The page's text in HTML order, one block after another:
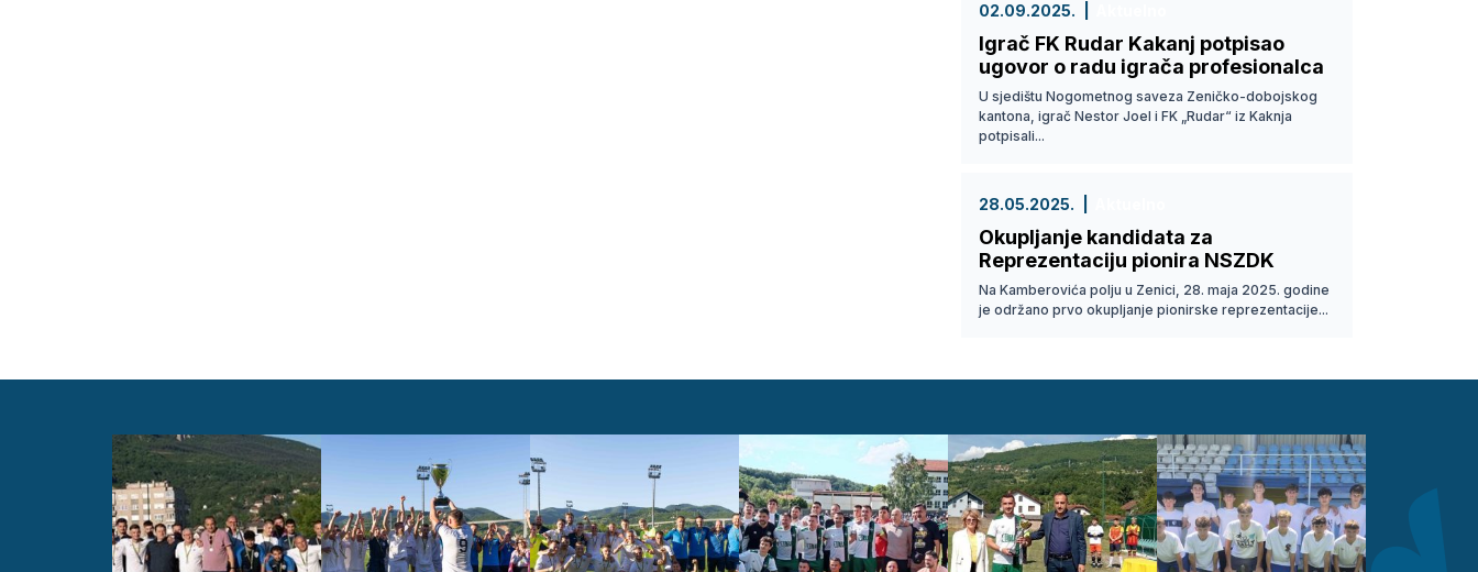
02.09.2025.
Igrač FK Rudar Kakanj potpisao
ugovor o radu igrača profesionalca
U sjedištu Nogometnog saveza Zeničko-dobojskog
kantona, igrač Nestor Joel i FK „Rudar“ iz Kaknja
potpisali...
28.05.2025.
Okupljanje kandidata za
Reprezentaciju pionira NSZDK
Na Kamberovića polju u Zenici, 28. maja 2025. godine
je održano prvo okupljanje pionirske reprezentacije...